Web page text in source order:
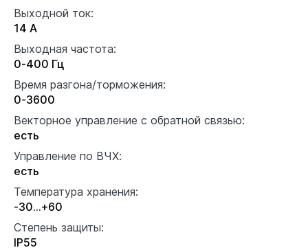
Выходной ток:
14 А
Выходная частота:
0-400 Гц
Время разгона/торможения:
0-3600
Векторное управление с обратной связью:
есть
Управление по ВЧХ:
есть
Температура хранения:
-30...+60
Степень защиты:
IP55